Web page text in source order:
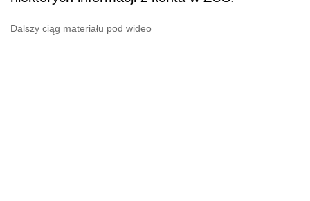
Dalszy ciąg materiału pod wideo